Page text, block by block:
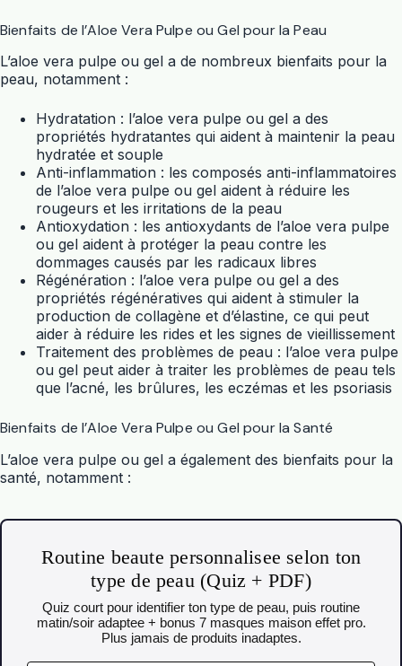
Bienfaits de l’Aloe Vera Pulpe ou Gel pour la Peau
L’aloe vera pulpe ou gel a de nombreux bienfaits pour la
peau, notamment :
Hydratation : l’aloe vera pulpe ou gel a des
propriétés hydratantes qui aident à maintenir la peau
hydratée et souple
Anti-inflammation : les composés anti-inflammatoires
de l’aloe vera pulpe ou gel aident à réduire les
rougeurs et les irritations de la peau
Antioxydation : les antioxydants de l’aloe vera pulpe
ou gel aident à protéger la peau contre les
dommages causés par les radicaux libres
Régénération : l’aloe vera pulpe ou gel a des
propriétés régénératives qui aident à stimuler la
production de collagène et d’élastine, ce qui peut
aider à réduire les rides et les signes de vieillissement
Traitement des problèmes de peau : l’aloe vera pulpe
ou gel peut aider à traiter les problèmes de peau tels
que l’acné, les brûlures, les eczémas et les psoriasis
Bienfaits de l’Aloe Vera Pulpe ou Gel pour la Santé
L’aloe vera pulpe ou gel a également des bienfaits pour la
santé, notamment :
Routine beaute personnalisee selon ton
type de peau (Quiz + PDF)
Quiz court pour identifier ton type de peau, puis routine
matin/soir adaptee + bonus 7 masques maison effet pro.
Plus jamais de produits inadaptes.